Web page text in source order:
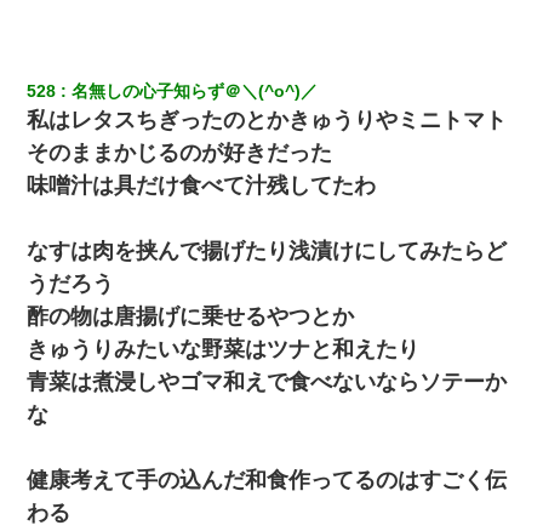
｢昨日はお兄ちゃんと一緒にお風呂に入っちゃった～｣とか毎日兄
の話をしていたA子が事故で亡くなった。→Ａ子のお母さんの話に
驚愕…
528 名無しの心子知らず＠＼(^o^)／
私はレタスちぎったのとかきゅうりやミニトマト
そのままかじるのが好きだった
味噌汁は具だけ食べて汁残してたわ
なすは肉を挟んで揚げたり浅漬けにしてみたらど
うだろう
酢の物は唐揚げに乗せるやつとか
きゅうりみたいな野菜はツナと和えたり
青菜は煮浸しやゴマ和えで食べないならソテーか
な
健康考えて手の込んだ和食作ってるのはすごく伝
わる